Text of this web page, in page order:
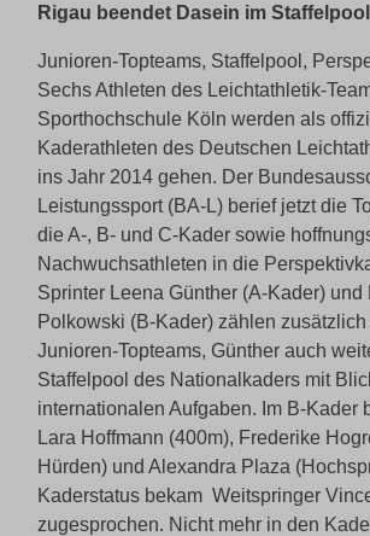
Rigau beendet Dasein im Staffelpool
Junioren-Topteams, Staffelpool,
Sechs Athleten des Leichtathletik-
Sporthochschule Köln werden als
Kaderathleten des Deutschen
ins Jahr 2014 gehen. Der
Leistungssport (BA-L) berief jetzt die
die A-, B- und C-Kader sowie
Nachwuchsathleten in die
Sprinter Leena Günther (A-Kader) und
Polkowski (B-Kader) zählen zusätzlich
Junioren-Topteams, Günther auch
Staffelpool des Nationalkaders mit
internationalen Aufgaben. Im B-Kader
Lara Hoffmann (400m), Frederike
Hürden) und Alexandra Plaza
Kaderstatus bekam Weitspringer
zugesprochen. Nicht mehr in den